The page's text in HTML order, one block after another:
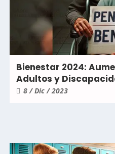
Bienestar 2024:
Adultos y
8 / Dic / 2023